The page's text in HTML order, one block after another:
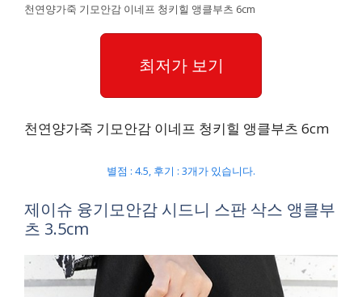
천연양가죽 기모안감 이네프 청키힐 앵클부츠 6cm
최저가 보기
천연양가죽 기모안감 이네프 청키힐 앵클부츠 6cm
별점 : 4.5, 후기 : 3개가 있습니다.
제이슈 융기모안감 시드니 스판 삭스 앵클부
츠 3.5cm